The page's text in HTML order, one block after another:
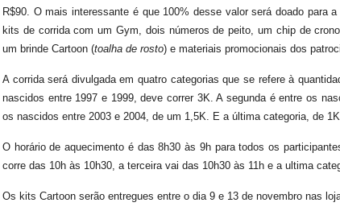
R$90. O mais interessante é que 100% desse valor será doado para
kits de corrida com um Gym, dois números de peito, um chip de
um brinde Cartoon (toalha de rosto) e materiais promocionais dos
A corrida será divulgada em quatro categorias que se refere à
nascidos entre 1997 e 1999, deve correr 3K. A segunda é entre os
os nascidos entre 2003 e 2004, de um 1,5K. E a última categoria, de
O horário de aquecimento é das 8h30 às 9h para todos os
corre das 10h às 10h30, a terceira vai das 10h30 às 11h e a ultima
Os kits Cartoon serão entregues entre o dia 9 e 13 de novembro nas